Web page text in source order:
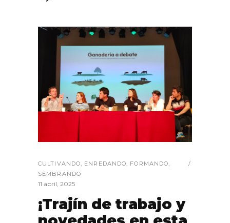
CULTIVANDO, ENREDANDO, FORMANDO,
SEMBRANDO
11 abril, 2025
¡Trajín de trabajo y